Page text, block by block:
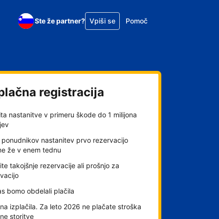
Ste že partner? Vpiši se Pomoč
registracija
nastanitve v primeru škode do 1 milijona
ponudnikov nastanitev prvo rezervacijo
že v enem tednu
takojšnje rezervacije ali prošnjo za
bomo obdelali plačila
izplačila. Za leto 2026 ne plačate stroška
storitve